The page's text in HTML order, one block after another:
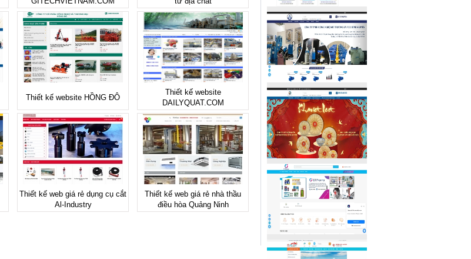
Thiết kế website HỒNG ĐÔ
Thiết kế website
DAILYQUAT.COM
Thiết kế web giá rẻ dụng cụ cắt
Al-Industry
Thiết kế web giá rẻ nhà thầu
điều hòa Quảng Ninh